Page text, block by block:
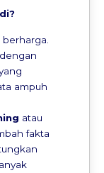
ampuh
atau
fakta